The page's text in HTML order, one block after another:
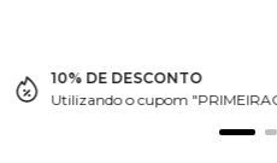
10% DE DESCONTO
Utilizando o cupom